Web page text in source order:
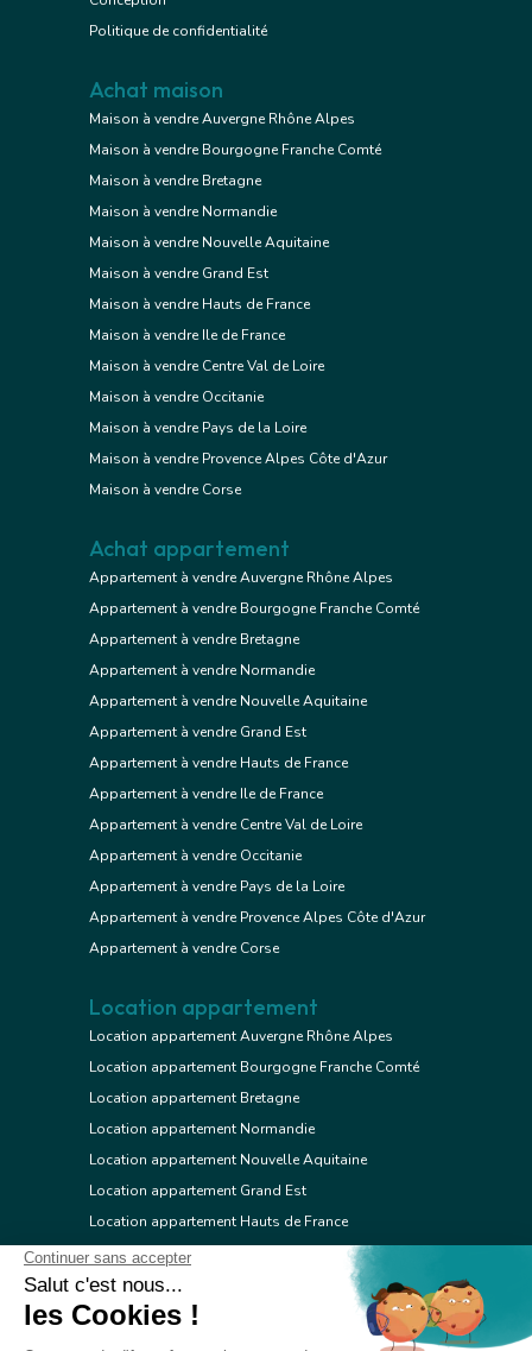
Politique de confidentialité
Achat maison
Maison à vendre Auvergne Rhône Alpes
Maison à vendre Bourgogne Franche Comté
Maison à vendre Bretagne
Maison à vendre Normandie
Maison à vendre Nouvelle Aquitaine
Maison à vendre Grand Est
Maison à vendre Hauts de France
Maison à vendre Ile de France
Maison à vendre Centre Val de Loire
Maison à vendre Occitanie
Maison à vendre Pays de la Loire
Maison à vendre Provence Alpes Côte d'Azur
Maison à vendre Corse
Achat appartement
Appartement à vendre Auvergne Rhône Alpes
Appartement à vendre Bourgogne Franche Comté
Appartement à vendre Bretagne
Appartement à vendre Normandie
Appartement à vendre Nouvelle Aquitaine
Appartement à vendre Grand Est
Appartement à vendre Hauts de France
Appartement à vendre Ile de France
Appartement à vendre Centre Val de Loire
Appartement à vendre Occitanie
Appartement à vendre Pays de la Loire
Appartement à vendre Provence Alpes Côte d'Azur
Appartement à vendre Corse
Location appartement
Location appartement Auvergne Rhône Alpes
Location appartement Bourgogne Franche Comté
Location appartement Bretagne
Location appartement Normandie
Location appartement Nouvelle Aquitaine
Location appartement Grand Est
Location appartement Hauts de France
Location appartement Ile de France
Location appartement Centre Val de Loire
Location appartement Occitanie
Location appartement Pays de la Loire